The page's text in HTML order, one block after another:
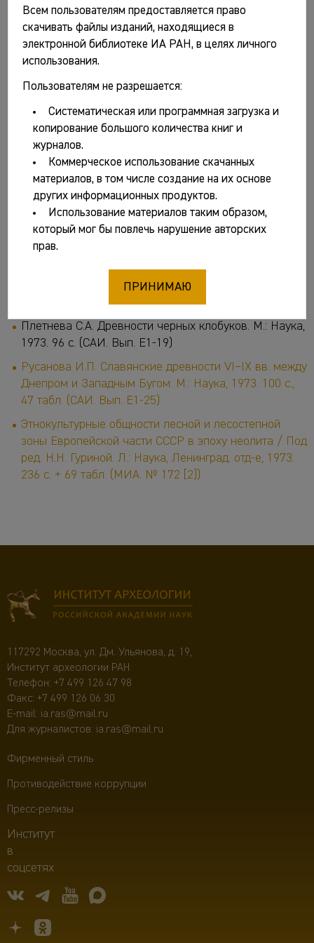
Бронзовый век на территории СССР / Отв. ред. И.Т.
Кругликова. М.: Наука, 1973. 135 с.
Краткие сообщения Института археологии. Вып. 135.
Кругликова. М.: Наука, 1973. 128 с.
Краткие сообщения Института археологии. Вып. 136.
Археология Средней Азии, Сибири и Поволжья / Отв.
ред. И.Т. Кругликова. М.: Наука, 1973. 135 с.
Краткие сообщения Института археологии. Вып. 137.
Каменный век / Отв. ред. И.Т. Кругликова. М.: Наука,
1973. 128 с.
Краткие сообщения Института археологии. Вып. 138.
Торговля и обмен в древности / Отв. ред. И.Т.
Монгайт А.Л. Археология Западной Европы.
Каменный век. М.: Наука, 1973. 355 с.
Плетнева С.А. Древности черных клобуков. М.: Наука,
1973. 96 с. (САИ. Вып. Е1-19)
Русанова И.П. Славянские древности VI–IX вв. между
Днепром и Западным Бугом. М.: Наука, 1973. 100 с.,
47 табл. (САИ. Вып. Е1-25)
Этнокультурные общности лесной и лесостепной
зоны Европейской части СССР в эпоху неолита / Под
ред. Н.Н. Гуриной. Л.: Наука, Ленинград. отд-е, 1973.
236 с. + 69 табл. (МИА. № 172 [2])
117292 Москва, ул. Дм. Ульянова, д. 19,
Институт археологии РАН
Телефон: +7 499 126 47 98
Факс: +7 499 126 06 30
E-mail: ia.ras@mail.ru
Для журналистов: ia.ras@mail.ru
Фирменный стиль
Противодействие коррупции
Пресс-релизы
Институт
в
соцсетях
Всем пользователям предоставляется право
скачивать файлы изданий, находящиеся в
электронной библиотеке ИА РАН, в целях личного
использования.
Пользователям не разрешается:
Систематическая или программная загрузка и
копирование большого количества книг и
журналов.
Коммерческое использование скачанных
материалов, в том числе создание на их основе
других информационных продуктов.
Использование материалов таким образом,
который мог бы повлечь нарушение авторских
прав.
ПРИНИМАЮ